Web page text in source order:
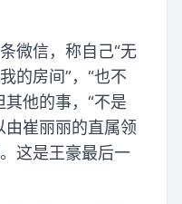
微信，称自己“无
的房间”，“也不
他的事，“不是
由崔丽丽的直属领
这是王豪最后一